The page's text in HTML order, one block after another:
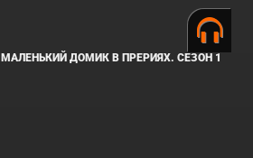
МАЛЕНЬКИЙ ДОМИК В ПРЕРИЯХ. СЕЗОН 1